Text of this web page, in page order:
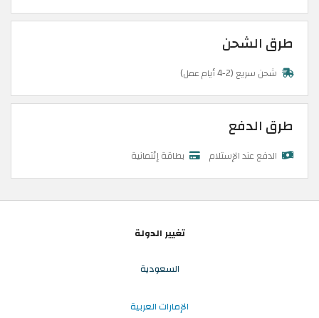
طرق الشحن
شحن سريع (2-4 أيام عمل)
طرق الدفع
الدفع عند الإستلام بطاقة إئتمانية
تغيير الدولة
السعودية
الإمارات العربية